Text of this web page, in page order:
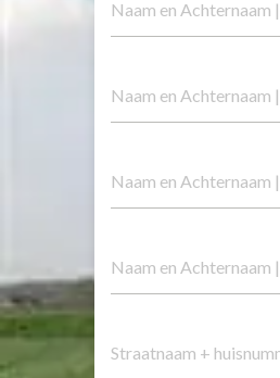
Naam en Achternaam
Naam en Achternaam
Naam en Achternaam
Naam en Achternaam
Straatnaam +